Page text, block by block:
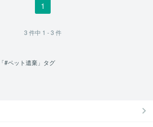
1
3 件中 1 - 3 件
「#ペット遺棄」タグ